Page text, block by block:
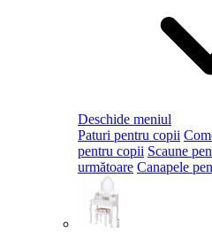
Deschide meniul
Paturi pentru copii
pentru copii Scaune
următoare Canapele